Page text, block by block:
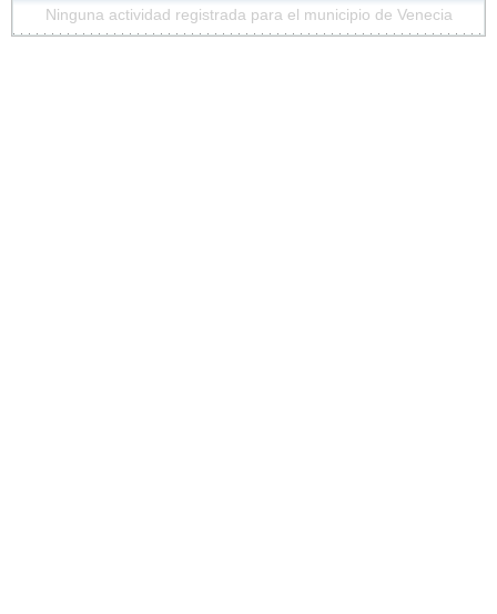
Ninguna actividad registrada para el municipio de Venecia